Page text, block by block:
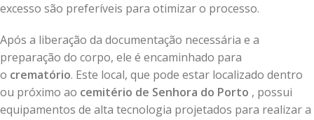
excesso são preferíveis para otimizar o processo.
Após a liberação da documentação necessária e a
preparação do corpo, ele é encaminhado para
o crematório. Este local, que pode estar localizado dentro
ou próximo ao cemitério de Senhora do Porto , possui
equipamentos de alta tecnologia projetados para realizar a